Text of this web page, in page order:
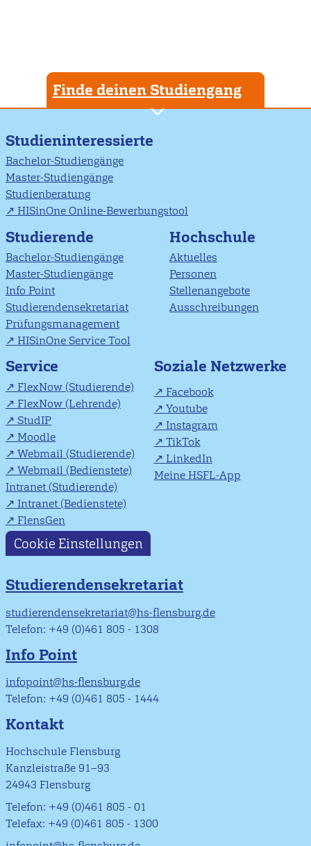
Finde deinen Studiengang
Studieninteressierte
Bachelor-Studiengänge
Master-Studiengänge
Studienberatung
HISinOne Online-Bewerbungstool
Studierende
Bachelor-Studiengänge
Master-Studiengänge
Info Point
Studierendensekretariat
Prüfungsmanagement
HISinOne Service Tool
Hochschule
Aktuelles
Personen
Stellenangebote
Ausschreibungen
Service
FlexNow (Studierende)
FlexNow (Lehrende)
StudIP
Moodle
Webmail (Studierende)
Webmail (Bedienstete)
Intranet (Studierende)
Intranet (Bedienstete)
FlensGen
Soziale Netzwerke
Facebook
Youtube
Instagram
TikTok
LinkedIn
Meine HSFL-App
Cookie Einstellungen
Studierendensekretariat
studierendensekretariat@hs-flensburg.de
Telefon: +49 (0)461 805 - 1308
Info Point
infopoint@hs-flensburg.de
Telefon: +49 (0)461 805 - 1444
Kontakt
Hochschule Flensburg
Kanzleistraße 91–93
24943 Flensburg
Telefon: +49 (0)461 805 - 01
Telefax: +49 (0)461 805 - 1300